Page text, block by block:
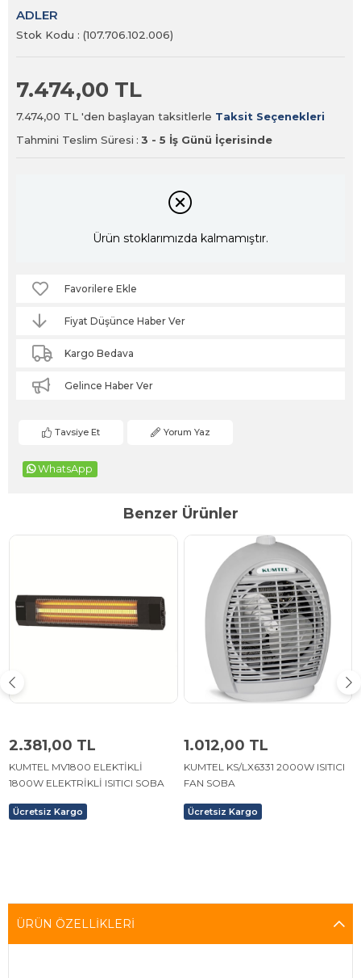
ADLER
Stok Kodu (107.706.102.006)
7.474,00 TL
7.474,00 TL 'den başlayan taksitlerle Taksit Seçenekleri
Tahmini Teslim Süresi : 3 - 5 İş Günü İçerisinde
Ürün stoklarımızda kalmamıştır.
Favorilere Ekle
Fiyat Düşünce Haber Ver
Kargo Bedava
Gelince Haber Ver
Tavsiye Et Yorum Yaz
WhatsApp
Benzer Ürünler
2.381,00 TL
KUMTEL MV1800 ELEKTİKLİ
1800W ELEKTRİKLİ ISITICI SOBA
Ücretsiz Kargo
1.012,00 TL
KUMTEL KS/LX6331 2000W ISITICI
FAN SOBA
Ücretsiz Kargo
ÜRÜN ÖZELLIKLERI